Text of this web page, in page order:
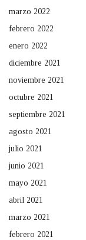
marzo 2022
febrero 2022
enero 2022
diciembre 2021
noviembre 2021
octubre 2021
septiembre 2021
agosto 2021
julio 2021
junio 2021
mayo 2021
abril 2021
marzo 2021
febrero 2021